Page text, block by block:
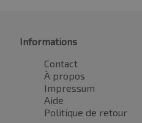
Informations
Contact
À propos
Impressum
Aide
Politique de retour